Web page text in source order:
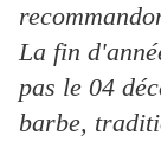
La fin
pas le 04
barbe,